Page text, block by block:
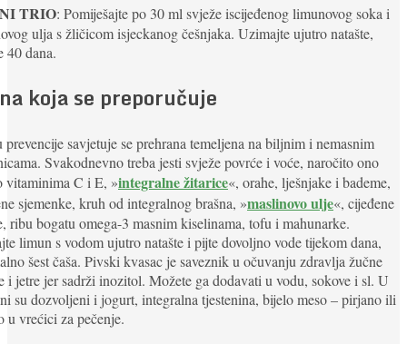
TRIO: Pomiješajte po 30 ml svježe iscijeđenog limunovog soka i
ulja s žličicom isjeckanog češnjaka. Uzimajte ujutro natašte,
40 dana.
koja se preporučuje
savjetuje se prehrana temeljena na biljnim i nemasnim
Svakodnevno treba jesti svježe povrće i voće, naročito ono
vitaminima C i E, »integralne žitarice«, orahe, lješnjake i bademe,
sjemenke, kruh od integralnog brašna, »maslinovo ulje«, cijeđene
ribu bogatu omega-3 masnim kiselinama, tofu i mahunarke.
limun s vodom ujutro natašte i pijte dovoljno vode tijekom dana,
šest čaša. Pivski kvasac je saveznik u očuvanju zdravlja žučne
i jetre jer sadrži inozitol. Možete ga dodavati u vodu, sokove i sl. U
su dozvoljeni i jogurt, integralna tjestenina, bijelo meso – pirjano ili
u vrećici za pečenje.